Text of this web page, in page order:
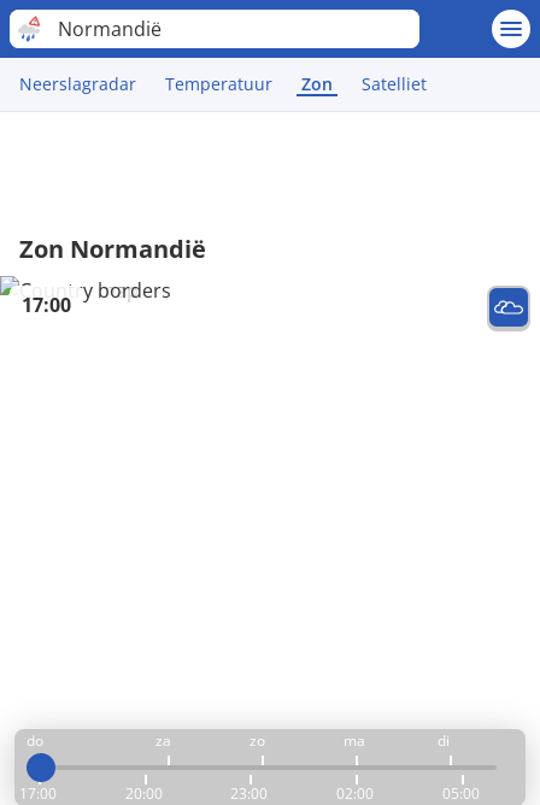
Normandië
Neerslagradar Temperatuur Zon Satelliet
Zon Normandië
do za zo ma di
17:00 20:00 23:00 02:00 05:00
17:00